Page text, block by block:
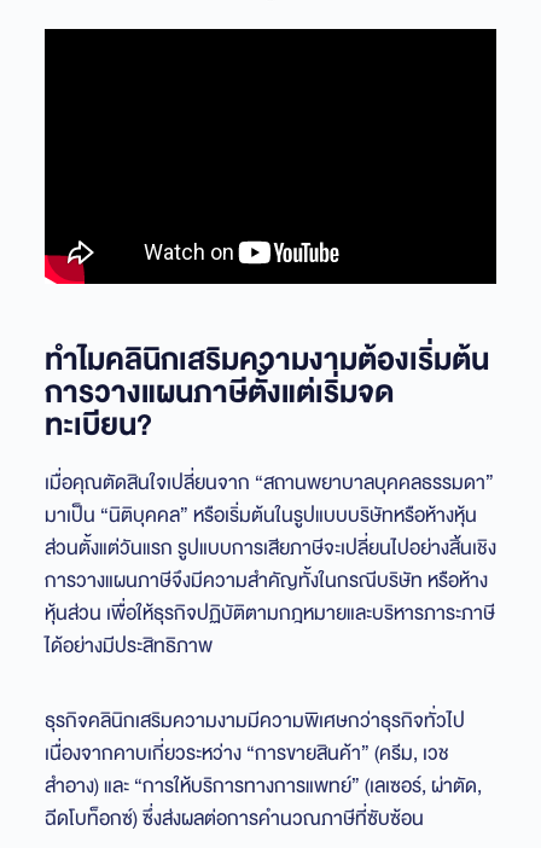
ทำไมคลินิกเสริมความงามต้องเริ่มต้น
การวางแผนภาษีตั้งแต่เริ่มจด
ทะเบียน?
เมื่อคุณตัดสินใจเปลี่ยนจาก “สถานพยาบาลบุคคลธรรมดา”
มาเป็น “นิติบุคคล” หรือเริ่มต้นในรูปแบบบริษัทหรือห้างหุ้น
ส่วนตั้งแต่วันแรก รูปแบบการเสียภาษีจะเปลี่ยนไปอย่างสิ้นเชิง
การวางแผนภาษีจึงมีความสำคัญทั้งในกรณีบริษัท หรือห้าง
หุ้นส่วน เพื่อให้ธุรกิจปฏิบัติตามกฎหมายและบริหารภาระภาษี
ได้อย่างมีประสิทธิภาพ
ธุรกิจคลินิกเสริมความงามมีความพิเศษกว่าธุรกิจทั่วไป
เนื่องจากคาบเกี่ยวระหว่าง “การขายสินค้า” (ครีม, เวช
สำอาง) และ “การให้บริการทางการแพทย์” (เลเซอร์, ผ่าตัด,
ฉีดโบท็อกซ์) ซึ่งส่งผลต่อการคำนวณภาษีที่ซับซ้อน